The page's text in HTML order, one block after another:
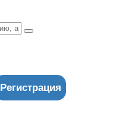
Регистрация